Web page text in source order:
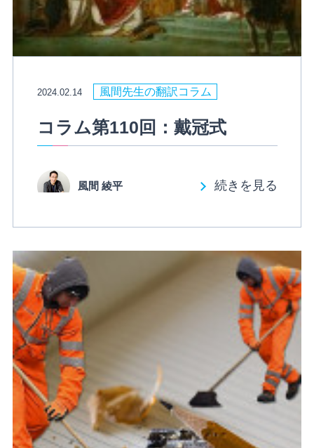
2024.02.14 風間先生の翻訳コラム
コラム第110回：戴冠式
風間 綾平 続きを見る